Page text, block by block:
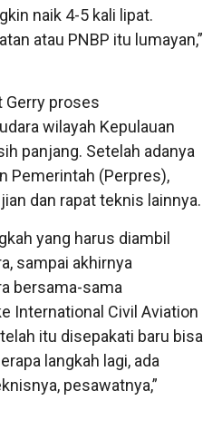
naik 4-5 kali lipat.
atau PNBP itu lumayan,”
Gerry proses
wilayah Kepulauan
panjang. Setelah adanya
Pemerintah (Perpres),
dan rapat teknis lainnya.
yang harus diambil
sampai akhirnya
bersama-sama
International Civil Aviation
itu disepakati baru bisa
langkah lagi, ada
pesawatnya,”